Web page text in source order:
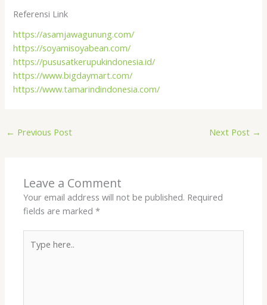
Referensi Link
https://asamjawagunung.com/
https://soyamisoyabean.com/
https://pususatkerupukindonesia.id/
https://www.bigdaymart.com/
https://www.tamarindindonesia.com/
← Previous Post Next Post →
Leave a Comment
Your email address will not be published. Required
fields are marked*
here..